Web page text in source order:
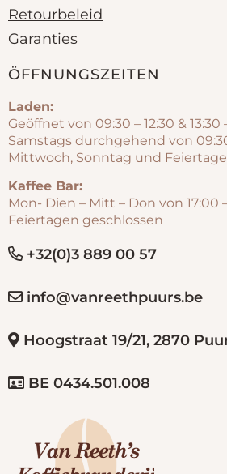
Retourbeleid
Garanties
ÖFFNUNGSZEITEN
Laden:
Geöffnet von 09:30 – 12:30 & 13:30
Samstags durchgehend von
Mittwoch, Sonntag und
Kaffee Bar:
Mon- Dien – Mitt – Don von 17:00
Feiertagen geschlossen
+32(0)3 889 00 57
info@vanreethpuurs.be
Hoogstraat 19/21, 2870
BE 0434.501.008